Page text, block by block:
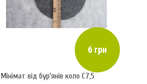
6 грн
Мінімат від бур'янів коло С7,5